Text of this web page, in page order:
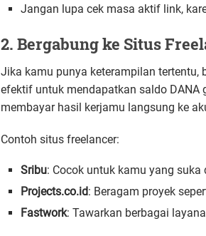
Jangan lupa cek masa aktif link,
2. Bergabung ke Situs
Jika kamu punya keterampilan tertentu,
efektif untuk mendapatkan saldo DANA
membayar hasil kerjamu langsung ke
Contoh situs freelancer:
Sribu: Cocok untuk kamu yang suka
Projects.co.id: Beragam proyek
Fastwork: Tawarkan berbagai